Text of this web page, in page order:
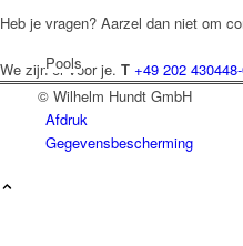
Pools
Heb je vragen? Aarzel dan niet om
We zijn er voor je. T +49 202
© Wilhelm Hundt GmbH
Afdruk
Gegevensbescherming